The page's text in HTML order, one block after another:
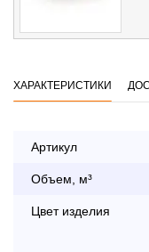
ХАРАКТЕРИСТИКИ
Артикул
Объем, м³
Цвет изделия
По Москве в